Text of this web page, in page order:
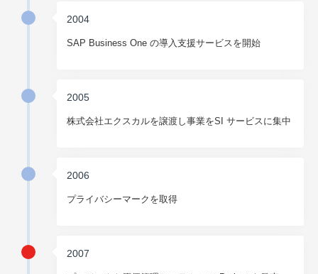
2004
SAP Business One の導入支援サービスを開始
2005
株式会社エクスカルを譲渡し事業をSI サービスに集中
2006
プライバシーマークを取得
2007